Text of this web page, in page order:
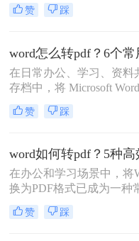
点，成为文件共享和打印
Word转PDF的常用方法，
完成转换任务。
赞 踩
在日常办公、学习、资料
存档中，将 Microsoft
.docx) 转换为 PDF
Format) 格式是一项非常普
强、排版固定、易于打印
相对可控以及良好的安全
迎。那么word怎么转pdf
细介绍几种最常用、最便
转 PDF 方法，帮助你轻松
换场景。
赞 踩
在办公和学习场景中，将
换为PDF格式已成为一种
PDF格式因其兼容性强、
安全性高等特点，能够有
赞 踩